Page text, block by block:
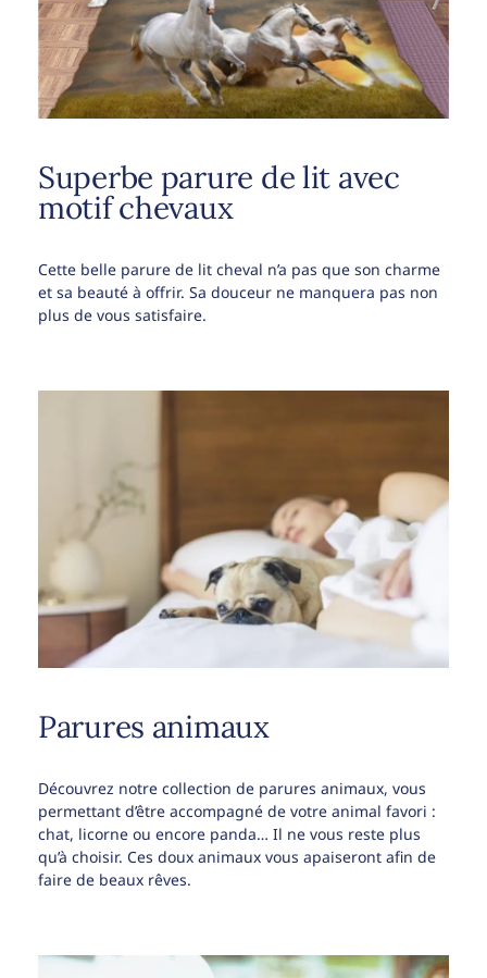
Superbe parure de lit avec
motif chevaux
Cette belle parure de lit cheval n’a pas que son charme
et sa beauté à offrir. Sa douceur ne manquera pas non
plus de vous satisfaire.
Parures animaux
Découvrez notre collection de parures animaux, vous
permettant d’être accompagné de votre animal favori :
chat, licorne ou encore panda… Il ne vous reste plus
qu’à choisir. Ces doux animaux vous apaiseront afin de
faire de beaux rêves.